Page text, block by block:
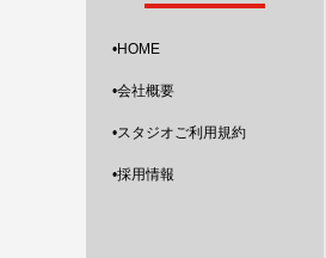
•HOME
•会社概要
•スタジオご利用規約
•採用情報